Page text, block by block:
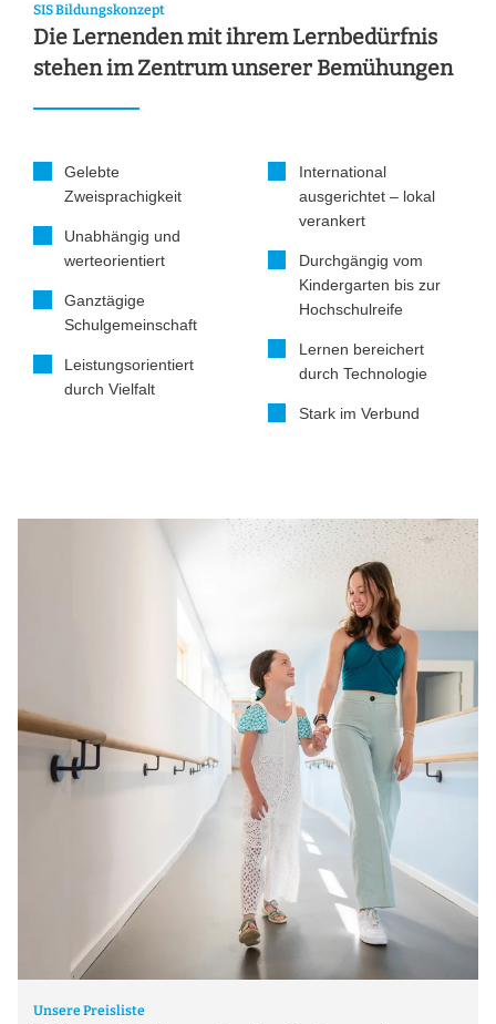
SIS Bildungskonzept
Die Lernenden mit ihrem Lernbedürfnis
stehen im Zentrum unserer Bemühungen
Gelebte
Zweisprachigkeit
Unabhängig und
werteorientiert
Ganztägige
Schulgemeinschaft
Leistungsorientiert
durch Vielfalt
International
ausgerichtet – lokal
verankert
Durchgängig vom
Kindergarten bis zur
Hochschulreife
Lernen bereichert
durch Technologie
Stark im Verbund
Unsere Preisliste